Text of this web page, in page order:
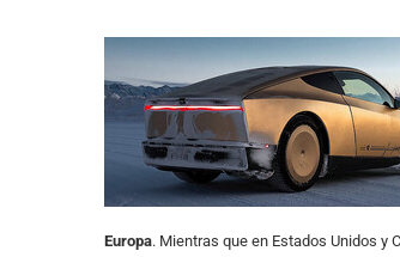
Europa. Mientras que en Estados Unidos y